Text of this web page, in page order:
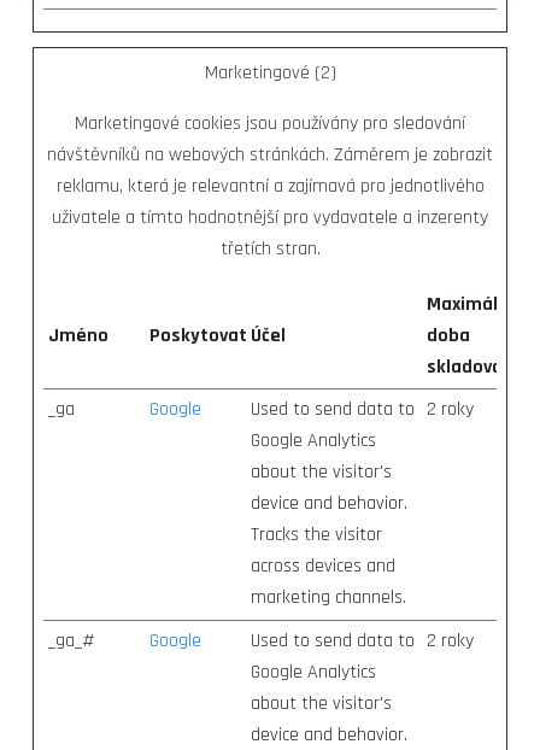
Marketingové (2)
Marketingové cookies jsou používány pro sledování
návštěvníků na webových stránkách. Záměrem je zobrazit
reklamu, která je relevantní a zajímavá pro jednotlivého
uživatele a tímto hodnotnější pro vydavatele a inzerenty
třetích stran.
Jméno PoskytovatelÚčel
Maximální
doba
skladování
_ga
Google
Used to send data to
Google Analytics
about the visitor's
device and behavior.
Tracks the visitor
across devices and
marketing channels.
2 roky
_ga_# Google
Used to send data to
Google Analytics
about the visitor's
device and behavior.
2 roky